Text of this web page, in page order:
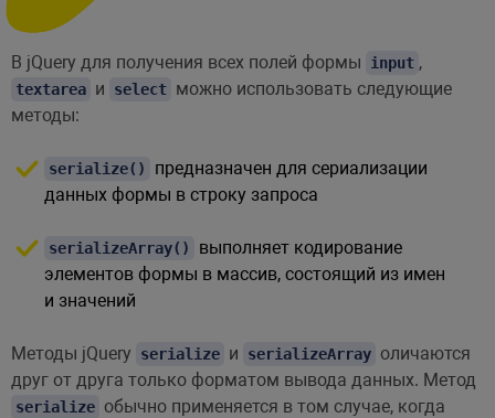
В jQuery для получения всех полей формы input ,
textarea и select можно использовать следующие
методы:
serialize()
предназначен для сериализации
данных формы в строку запроса
serializeArray()
выполняет кодирование
элементов формы в массив, состоящий из имен
и значений
Методы jQuery serialize и serializeArray оличаются
друг от друга только форматом вывода данных. Метод
serialize обычно применяется в том случае, когда